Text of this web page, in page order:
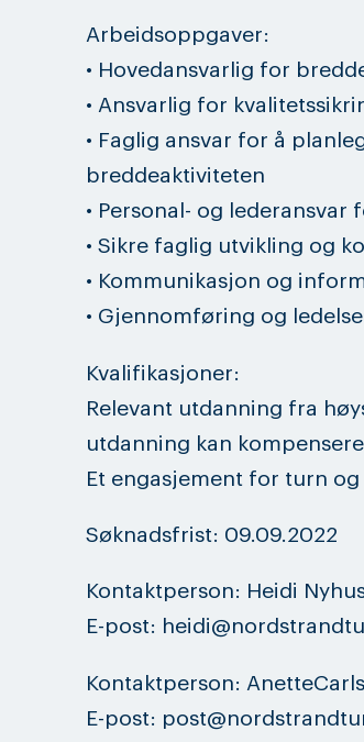
Arbeidsoppgaver:
• Hovedansvarlig for
• Ansvarlig for
• Faglig ansvar for å
breddeaktiviteten
• Personal- og
• Sikre faglig utvikling og
• Kommunikasjon og
• Gjennomføring og
Kvalifikasjoner:
Relevant utdanning fra
utdanning kan
Et engasjement for turn
Søknadsfrist: 09.09.2022
Kontaktperson: Heidi
E-post:
Kontaktperson:
E-post: